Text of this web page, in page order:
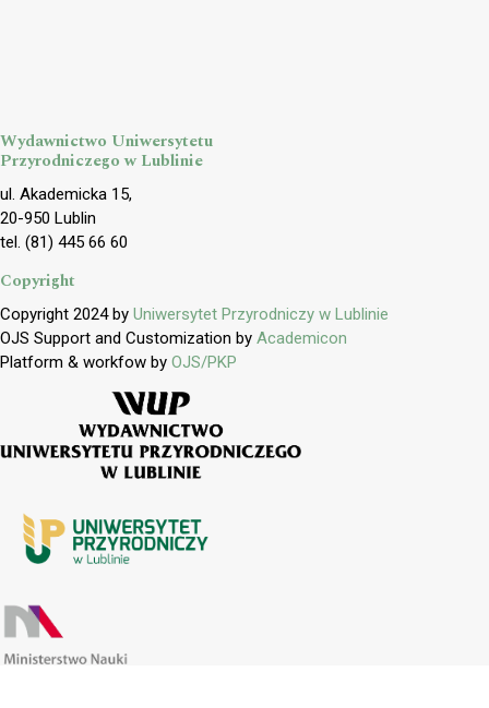
Wydawnictwo Uniwersytetu
Przyrodniczego w Lublinie
ul. Akademicka 15,
20-950 Lublin
tel. (81) 445 66 60
Copyright
Copyright 2024 by Uniwersytet Przyrodniczy w Lublinie
OJS Support and Customization by Academicon
Platform & workfow by OJS/PKP